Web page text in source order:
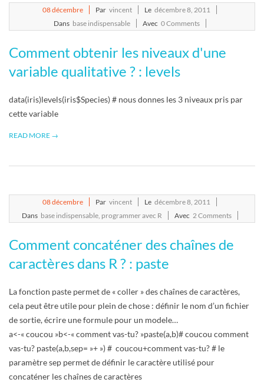
08décembre Par vincent Le décembre 8, 2011
Dans base indispensable Avec 0 Comments
Comment obtenir les niveaux d'une
variable qualitative ? : levels
data(iris)levels(iris$Species) # nous donnes les 3 niveaux pris par
cette variable
READ MORE →
08décembre Par vincent Le décembre 8, 2011
Dans base indispensable, programmer avec R Avec 2 Comments
Comment concaténer des chaînes de
caractères dans R ? : paste
La fonction paste permet de « coller » des chaînes de caractères,
cela peut être utile pour plein de chose : définir le nom d’un fichier
de sortie, écrire une formule pour un modele…
a<-« coucou »b<-« comment vas-tu? »paste(a,b)# coucou comment
vas-tu? paste(a,b,sep= »+ ») # coucou+comment vas-tu? # le
paramètre sep permet de définir le caractère utilisé pour
concaténer les chaînes de caractères